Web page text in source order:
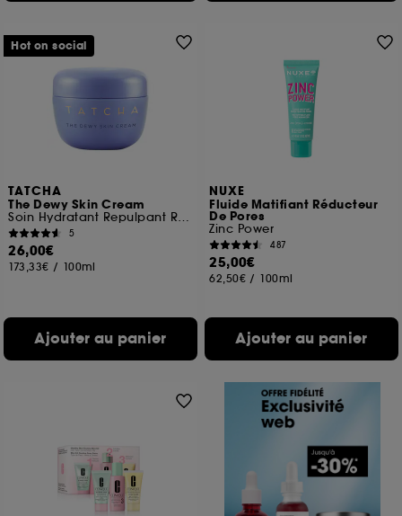
TATCHA
The Dewy Skin Cream
Soin Hydratant Repulpant Riche Format Voyage
5
26,00€
173,33€ / 100ml
Ajouter au panier
Hot on social
NUXE
Fluide Matifiant Réducteur
De Pores
Zinc Power
487
25,00€
62,50€ / 100ml
Ajouter au panier